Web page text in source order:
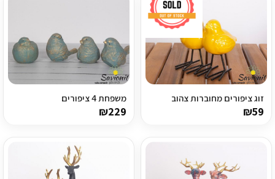
ריהוט למרפסת
ריהוט לבית
אקססוריז
עודפיםזוג ציפורים מחוברות צהוב
₪59
משפחת 4 ציפורים
₪229